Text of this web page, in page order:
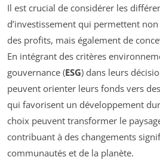
Il est crucial de considérer les
d’investissement qui permettent
des profits, mais également de
En intégrant des critères
gouvernance (ESG) dans leurs
peuvent orienter leurs fonds vers
qui favorisent un développement
choix peuvent transformer le
contribuant à des changements
communautés et de la planète.